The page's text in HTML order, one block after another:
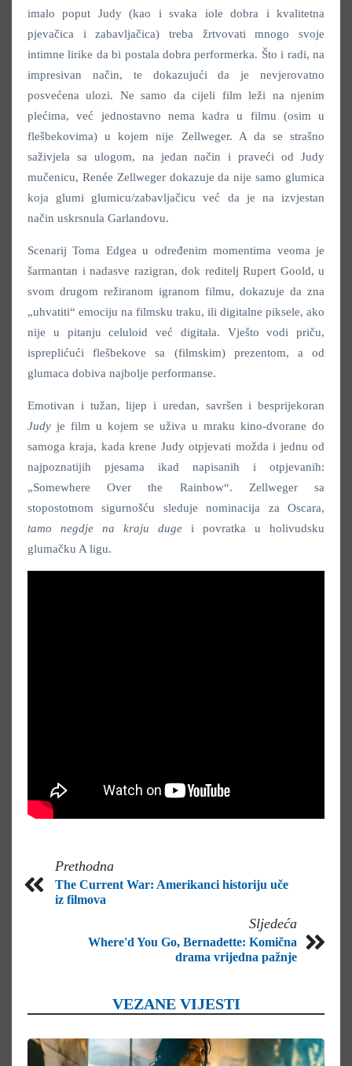
imalo poput Judy (kao i svaka iole dobra i kvalitetna
pjevačica i zabavljačica) treba žrtvovati mnogo svoje
intimne lirike da bi postala dobra performerka. Što i radi, na
impresivan način, te dokazujući da je nevjerovatno
posvećena ulozi. Ne samo da cijeli film leži na njenim
plećima, već jednostavno nema kadra u filmu (osim u
flešbekovima) u kojem nije Zellweger. A da se strašno
saživjela sa ulogom, na jedan način i praveći od Judy
mučenicu, Renée Zellweger dokazuje da nije samo glumica
koja glumi glumicu/zabavljačicu već da je na izvjestan
način uskrsnula Garlandovu.
Scenarij Toma Edgea u određenim momentima veoma je
šarmantan i nadasve razigran, dok reditelj Rupert Goold, u
svom drugom režiranom igranom filmu, dokazuje da zna
„uhvatiti“ emociju na filmsku traku, ili digitalne piksele, ako
nije u pitanju celuloid već digitala. Vješto vodi priču,
ispreplićući flešbekove sa (filmskim) prezentom, a od
glumaca dobiva najbolje performanse.
Emotivan i tužan, lijep i uredan, savršen i besprijekoran
Judy je film u kojem se uživa u mraku kino-dvorane do
samoga kraja, kada krene Judy otpjevati možda i jednu od
najpoznatijih pjesama ikad napisanih i otpjevanih:
„Somewhere Over the Rainbow“. Zellweger sa
stopostotnom sigurnošću sleduje nominacija za Oscara,
tamo negdje na kraju duge i povratka u holivudsku
glumačku A ligu.
Prethodna
The Current War: Amerikanci historiju uče
iz filmova
Sljedeća
Where'd You Go, Bernadette: Komična
drama vrijedna pažnje
VEZANE VIJESTI